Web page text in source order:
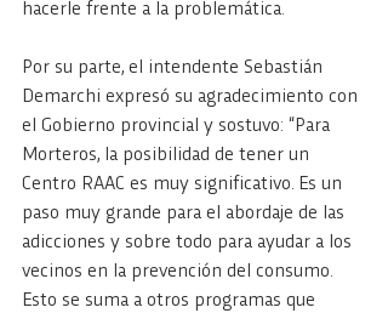
hacerle frente a la problemática.
Por su parte, el intendente Sebastián
Demarchi expresó su agradecimiento con
el Gobierno provincial y sostuvo: “Para
Morteros, la posibilidad de tener un
Centro RAAC es muy significativo. Es un
paso muy grande para el abordaje de las
adicciones y sobre todo para ayudar a los
vecinos en la prevención del consumo.
Esto se suma a otros programas que